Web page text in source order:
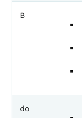
B
do